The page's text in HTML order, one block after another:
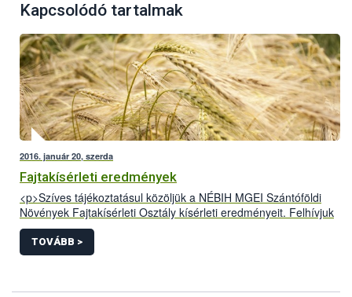
Kapcsolódó tartalmak
2016. január 20, szerda
Fajtakísérleti eredmények
<p>Szíves tájékoztatásul közöljük a NÉBIH MGEI Szántóföldi
Növények Fajtakísérleti Osztály kísérleti eredményeit. Felhívjuk
figyelmüket, hogy az itt megjelentetett adatok szakmai
tartalmáért csak&nbsp; az általunk közzétett formában vállaljuk
a felelősséget. A&nbsp; NÉBIHMGEI nem vállal
TOVÁBB >